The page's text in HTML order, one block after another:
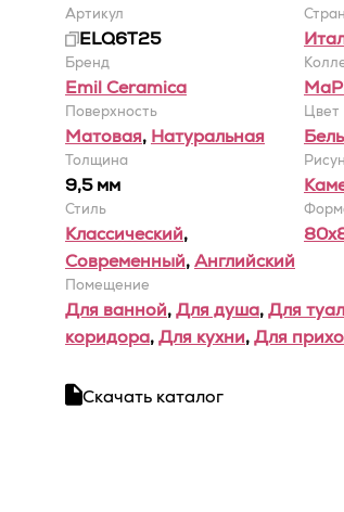
Артикул
ELQ6T25
Бренд
Emil Ceramica
Поверхность
Матовая, Натуральная
Цвет
Толщина
9,5 мм
Стиль
Классический,
Современный,Английский
Помещение
Для ванной,Для душа,Для
коридора,Для кухни,Для
Скачать каталог